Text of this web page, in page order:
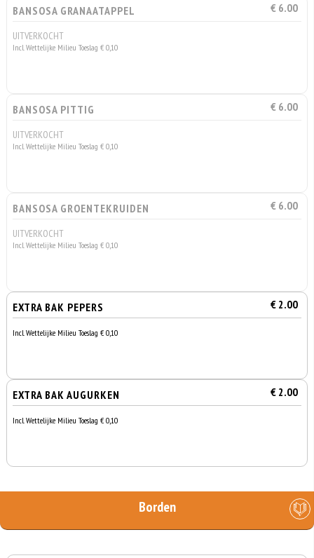
BANSOSA GRANAATAPPEL € 6.00
UITVERKOCHT
Incl. Wettelijke Milieu Toeslag € 0,10
BANSOSA PITTIG € 6.00
UITVERKOCHT
Incl. Wettelijke Milieu Toeslag € 0,10
BANSOSA GROENTEKRUIDEN € 6.00
UITVERKOCHT
Incl. Wettelijke Milieu Toeslag € 0,10
EXTRA BAK PEPERS € 2.00
Incl. Wettelijke Milieu Toeslag € 0,10
EXTRA BAK AUGURKEN € 2.00
Incl. Wettelijke Milieu Toeslag € 0,10
Borden